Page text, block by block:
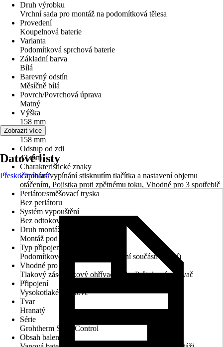
Druh výrobku
Vrchní sada pro montáž na podomítková tělesa
Provedení
Koupelnová baterie
Varianta
Podomítková sprchová baterie
Základní barva
Bílá
Barevný odstín
Měsíčně bílá
Povrch/Povrchová úprava
Matný
Výška
158 mm
Šířka
158 mm
Odstup od zdi
43 mm
Charakteristické znaky
Zapínání/vypínání stisknutím tlačítka a nastavení objemu
otáčením, Pojistka proti zpětnému toku, Vhodné pro 3 spotřebič
Perlátor/směšovací tryska
Bez perlátoru
Systém vypouštění
Bez odtokové soupravy
Druh montáže
Montáž pod omítku
Typ připojení
Podomítkové instalační těleso (není součástí balení)
Vhodné pro
Tlakový zásobníkový ohřívač vody, Průtokový ohřívač
Připojení
Vysokotlaké - tlakové
Tvar
Hranatý
Série
Grohtherm SmartControl
Obsah balení
Zobrazit více
Datové listy
Přeskočit oblast